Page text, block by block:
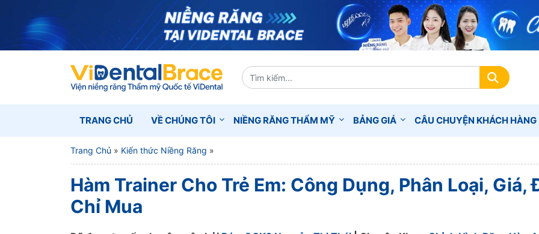
TRANG CHỦ VỀ CHÚNG TÔI NIỀNG RĂNG THẨM MỸ BẢNG GIÁ CÂU CHUYỆN KHÁCH HÀNG
Trang Chủ » Kiến thức Niềng Răng »
Hàm Trainer Cho Trẻ Em: Công Dụng, Phân Loại, Giá,
Chỉ Mua